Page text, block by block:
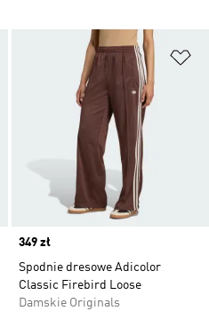
Dodaj do listy życzeń
Price
349 zł
Spodnie dresowe Adicolor
Classic Firebird Loose
Damskie Originals